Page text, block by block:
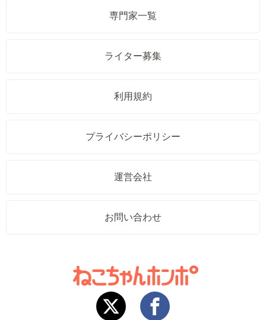
専門家一覧
ライター募集
利用規約
プライバシーポリシー
運営会社
お問い合わせ